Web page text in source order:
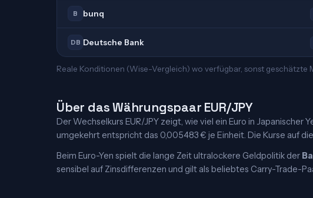
B bunq
DB Deutsche Bank
Reale Konditionen (Wise-Vergleich) wo verfügbar, sonst geschätzte
Über das Währungspaar EUR/JPY
Der Wechselkurs EUR/JPY zeigt, wie viel ein Euro in
umgekehrt entspricht das 0,005483 € je Einheit. Die Kurse auf
Beim Euro-Yen spielt die lange Zeit ultralockere Geldpolitik der
sensibel auf Zinsdifferenzen und gilt als beliebtes Carry-Trade-